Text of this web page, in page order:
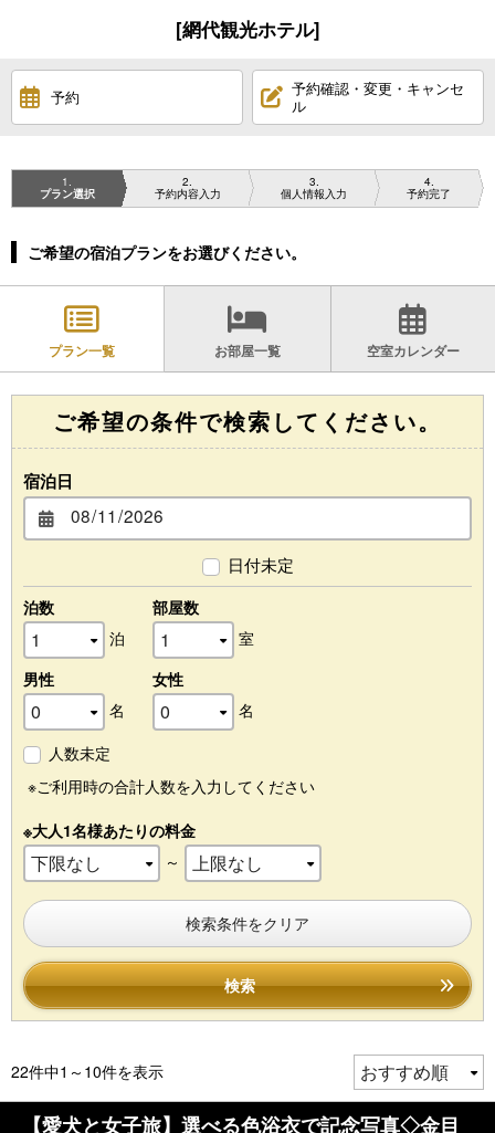
[網代観光ホテル]
予約
予約確認・変更・キャンセ
ル
1
プラン選択
2
予約内容入力
3
個人情報入力
4
予約完了
ご希望の宿泊プランをお選びください。
プラン一覧 お部屋一覧 空室カレンダー
ご希望の条件で検索してください。
宿泊日
日付未定
泊数
泊
部屋数
室
男性
名
女性
名
人数未定
※ご利用時の合計人数を入力してください
※大人1名様あたりの料金
～
検索条件をクリア
検索
22件中1～10件を表示
【愛犬と女子旅】選べる色浴衣で記念写真◇金目